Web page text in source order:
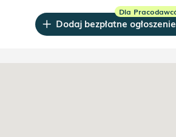
Dodaj bezpłatne ogłoszenie